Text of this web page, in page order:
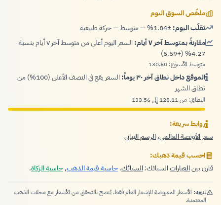
ملخّص السوق اليوم
تقلّب اليوم:±1.84% — متوسط — حركة طبيعية
مقارنةً بمتوسط آخر ٧ أيام:
السعر اليوم أعلى من متوسط آخر ٧ أيام بنسبة
4.27% (+5.59)
متوسط الأسبوع: 130.80
الموقع داخل نطاق آخر ٣٠ يوماً:
السعر يقع في النصف الأعلى (100%) من
نطاق الشهر
النطاق: من 128.11 إلى 133.56
روابط سريعة:
سعر الأونصة العالمي،الرسم البياني
احسب قيمة ذهبك:
قارن بينالعياراتالسبائك:السبائك.حاسبة قيمة الذهب,حاسبة الزكاة.
تنويه: الأسعار المعروضة للإشعار العام فقط. يُنصح بالتحقق من الأسعار مع محلات الذهب
المعتمدة.